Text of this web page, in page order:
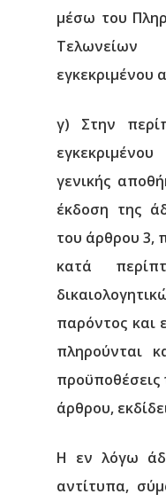
μέσω του
εγκεκριμένου
γ) Στην
γενικής
έκδοση της
του άρθρου 3,
κατά
παρόντος και
πληρούνται
προϋποθέσεις
άρθρου,
Η εν λόγω
αντίτυπα,